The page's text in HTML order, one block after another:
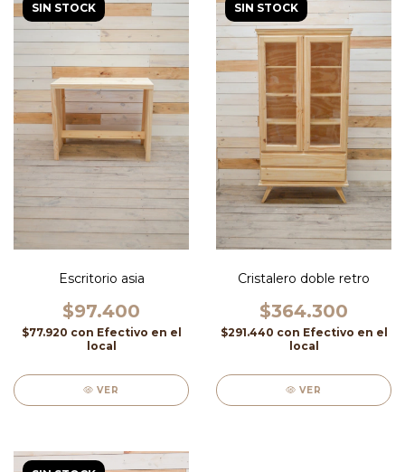
SIN STOCK
Escritorio asia
$97.400
$77.920 con Efectivo en el
local
VER
SIN STOCK
Cristalero doble retro
$364.300
$291.440 con Efectivo en el
local
VER